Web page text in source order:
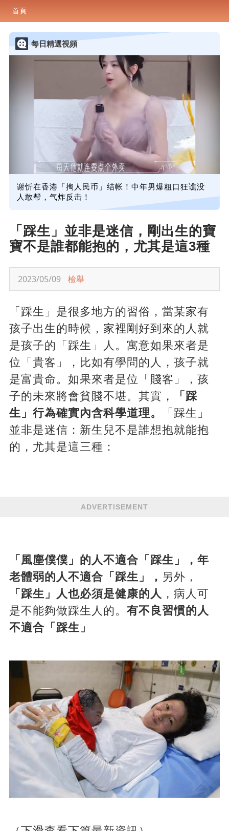
首頁
每日精選視頻
谢忻在香港「掏人民币」结帐！中年男爆粗口狂谯没
人敢帮，气炸反击！
「踩生」並非是迷信，剛出生的寶
寶不是誰都能抱的，尤其是這3種
2023/05/09 檢舉
「踩生」是很多地方的習俗，當某家有
孩子出生的時候，家裡剛好到來的人就
是孩子的「踩生」人。寓意如果來者是
位「貴客」，比如有學問的人，孩子就
是富貴命。如果來者是位「賤客」，孩
子的未來將會貧賤不堪。其實，
「踩
生」行為確實內含科學道理。
「踩生」
並非是迷信：新生兒不是誰想抱就能抱
的，尤其是這三種：
ADVERTISEMENT
「風塵僕僕」的人不適合「踩生」， 年
老體弱的人不適合「踩生」， 另外，
「踩生」人也必須是健康的人 ，病人可
是不能夠做踩生人的。 有不良習慣的人
不適合「踩生」